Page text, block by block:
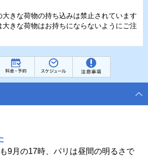
きな荷物の持ち込みは禁止されています
きな荷物はお持ちにならないようにご注
9月の17時、パリは昼間の明るさで